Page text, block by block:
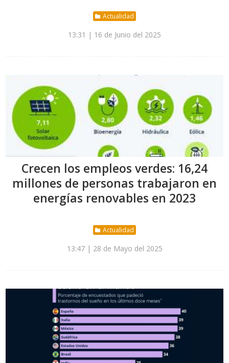
Actualidad
13:31 | 16 de Junio del 2025
Crecen los empleos verdes: 16,24
millones de personas trabajaron en
energías renovables en 2023
Actualidad
13:47 | 28 de Mayo del 2025